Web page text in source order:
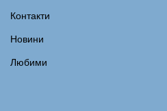
Контакти
Новини
Любими